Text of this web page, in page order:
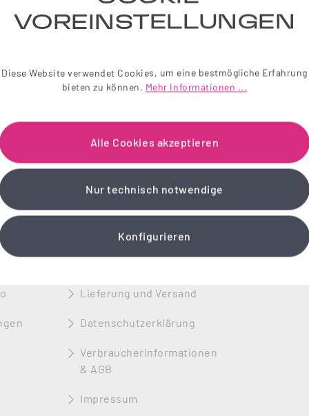
INFORMATIONEN
Lieferung und Versand
Datenschutzerklärung
Verbraucherinformationen
& AGB
Impressum
VOREINSTELLUNGEN
Diese Website verwendet Cookies, um eine bestmögliche Erfahrung
bieten zu können. Mehr Informationen ...
Alle Cookies akzeptieren
Nur technisch notwendige
Konfigurieren